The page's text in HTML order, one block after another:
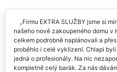
Firmu EXTRA SLUŽBY jsme si
našeho nově zakoupeného domu v
celkem podrobně naplánovali a
proběhlo i celé vyklízení. Chlapi
jedná o profesionály. Na nic
kompletně celý barák. Za nás